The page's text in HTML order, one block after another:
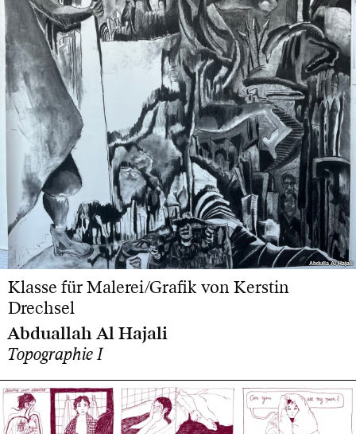
Abdulla Al Hajali
Abdulla Al Hajali
Klasse für Malerei/Grafik von Kerstin
Drechsel
Abduallah Al Hajali
Topographie I